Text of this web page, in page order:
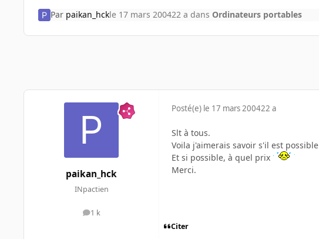
Par paikan_hckle 17 mars 200422 a dans Ordinateurs portables
paikan_hck
INpactien
1 k
messages
Posté(e) le 17 mars 200422 a
Slt à tous.
Voila j'aimerais savoir s'il est
Et si possible, à quel prix
Merci.
Citer